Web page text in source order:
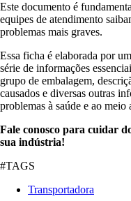
Este documento é
equipes de atendimento
problemas mais graves.
Essa ficha é elaborada por
série de informações
grupo de embalagem,
causados e diversas outras
problemas à saúde e ao meio
Fale conosco para cuidar
sua indústria!
#TAGS
Transportadora